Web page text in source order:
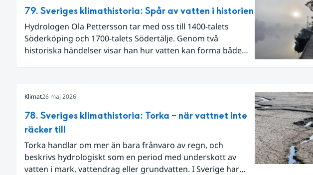
79. Sveriges klimathistoria: Spår av vatten i historien
Hydrologen Ola Pettersson tar med oss till 1400-talets
Söderköping och 1700-talets Södertälje. Genom två
historiska händelser visar han hur vatten kan forma både
Klimat26 maj 2026
78. Sveriges klimathistoria: Torka – när vattnet inte
räcker till
Torka handlar om mer än bara frånvaro av regn, och
beskrivs hydrologiskt som en period med underskott av
vatten i mark, vattendrag eller grundvatten. I Sverige har